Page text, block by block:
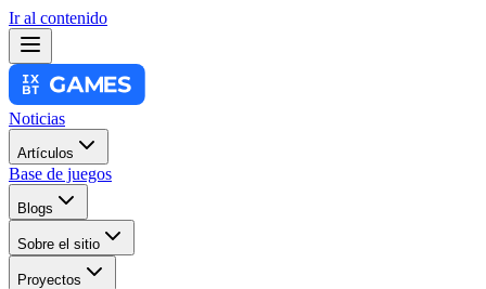
Ir al contenido
Noticias
Artículos
Base de juegos
Blogs
Sobre el sitio
Proyectos